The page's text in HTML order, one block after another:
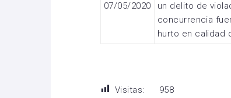
07/05/2020
un delito de
concurrencia
hurto en calidad
Visitas: 958